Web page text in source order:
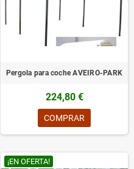
Pergola para coche AVEIRO-PARK
224,80 €
COMPRAR
¡EN OFERTA!